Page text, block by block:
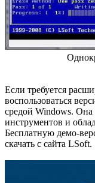
Если требуется
воспользоваться
средой Windows.
инструментов и
Бесплатную демо-
скачать с сайта LSoft.